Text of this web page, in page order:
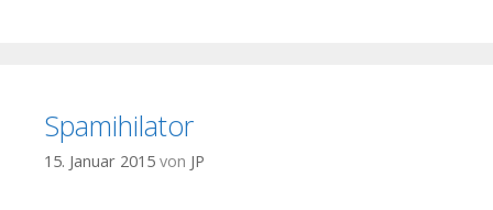
Spamihilator
15. Januar 2015 von JP